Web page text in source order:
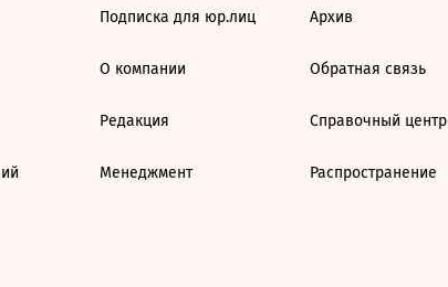
Подписка для юр.лиц
О компании
Редакция
Менеджмент
Архив
Обратная связь
Справочный центр
Распространение